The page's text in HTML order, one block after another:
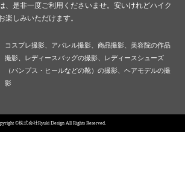
、是非一度ご利用くださいませ。安いけれどハイク
楽しみいただけます。
コスプレ撮影、アパレル撮影、商品撮影、美容院の作品
撮影、レディースバッグの撮影、レディースシューズ
（パンプス・ヒールなどの靴）の撮影、ヘアモデルの撮
影
©株式会社Ryuki Design All Rights Reserved.